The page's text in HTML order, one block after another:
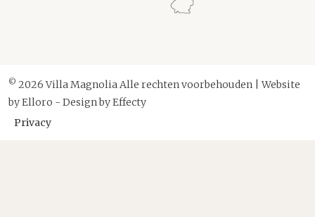
© 2026 Villa Magnolia Alle rechten voorbehouden | Website
byElloro - Design byEffecty
Privacy